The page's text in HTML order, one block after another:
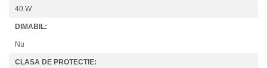
40 W
DIMABIL:
Nu
CLASA DE PROTECTIE: